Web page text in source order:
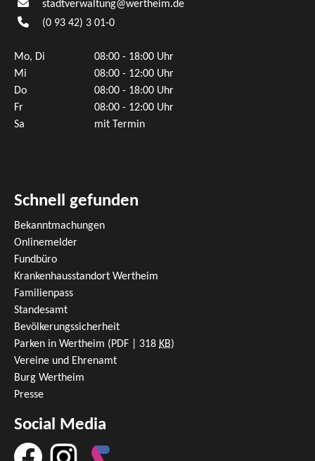
stadtverwaltung@wertheim.de
(0 93 42) 3 01-0
Mo, Di
08:00 - 18:00 Uhr
Mi
08:00 - 12:00 Uhr
Do
08:00 - 18:00 Uhr
Fr
08:00 - 12:00 Uhr
Sa
mit Termin
Schnell gefunden
Bekanntmachungen
Onlinemelder
Fundbüro
Krankenhausstandort Wertheim
Familienpass
Standesamt
Bevölkerungssicherheit
Parken in Wertheim (PDF | 318 KB)
Vereine und Ehrenamt
Burg Wertheim
Presse
Social Media